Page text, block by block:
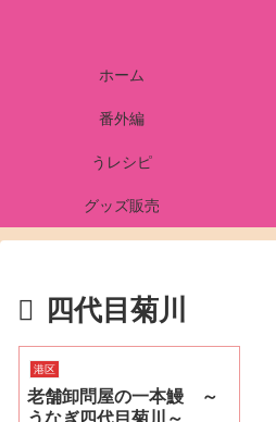
ホーム
番外編
うレシピ
グッズ販売
四代目菊川
港区
老舗卸問屋の一本鰻 ～
うなぎ四代目菊川～